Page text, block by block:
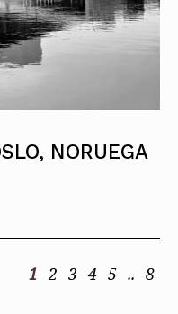
NORUEGA
1 2 3 4 5 .. 8